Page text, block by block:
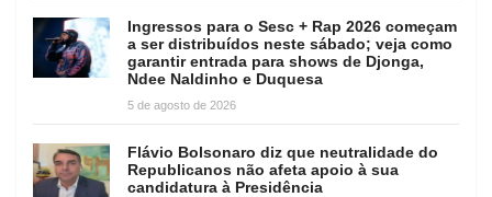
Ingressos para o Sesc + Rap 2026 começam
a ser distribuídos neste sábado; veja como
garantir entrada para shows de Djonga,
Ndee Naldinho e Duquesa
5 de agosto de 2026
Flávio Bolsonaro diz que neutralidade do
Republicanos não afeta apoio à sua
candidatura à Presidência